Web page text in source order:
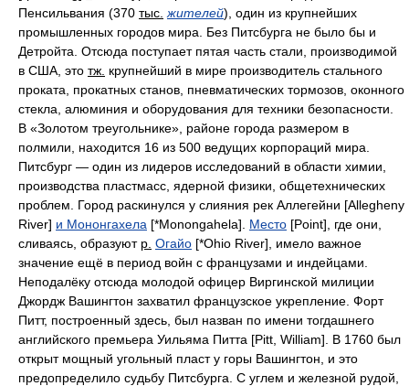
Пенсильвания (370 тыс. жителей), один из крупнейших
промышленных городов мира. Без Питсбурга не было бы и
Детройта. Отсюда поступает пятая часть стали, производимой
в США, это тж. крупнейший в мире производитель стального
проката, прокатных станов, пневматических тормозов, оконного
стекла, алюминия и оборудования для техники безопасности.
В «Золотом треугольнике», районе города размером в
полмили, находится 16 из 500 ведущих корпораций мира.
Питсбург — один из лидеров исследований в области химии,
производства пластмасс, ядерной физики, общетехнических
проблем. Город раскинулся у слияния рек Аллегейни [Allegheny
River] и Мононгахела [*Monongahela]. Место [Point], где они,
сливаясь, образуют р. Огайо [*Ohio River], имело важное
значение ещё в период войн с французами и индейцами.
Неподалёку отсюда молодой офицер Виргинской милиции
Джордж Вашингтон захватил французское укрепление. Форт
Питт, построенный здесь, был назван по имени тогдашнего
английского премьера Уильяма Питта [Pitt, William]. В 1760 был
открыт мощный угольный пласт у горы Вашингтон, и это
предопределило судьбу Питсбурга. С углем и железной рудой,